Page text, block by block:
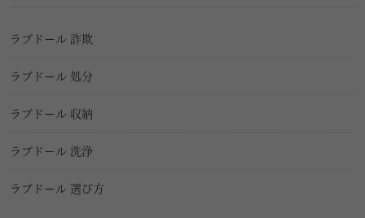
ラブドール 詐欺
ラブドール 処分
ラブドール 収納
ラブドール 洗浄
ラブドール 選び方